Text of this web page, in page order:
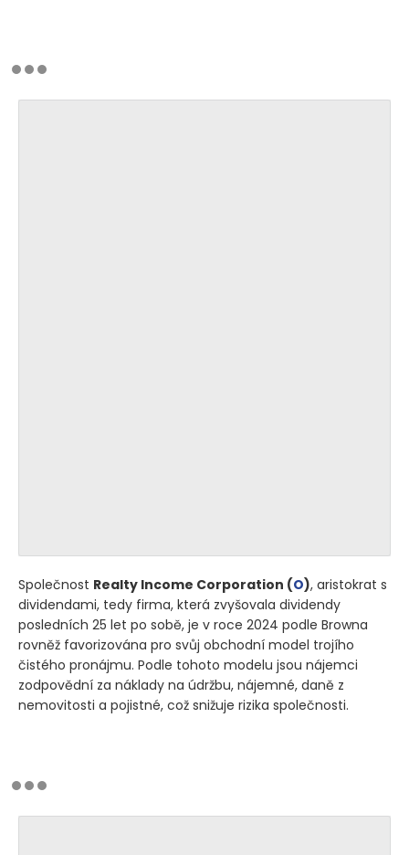
Společnost Realty Income Corporation (O), aristokrat s
dividendami, tedy firma, která zvyšovala dividendy
posledních 25 let po sobě, je v roce 2024 podle Browna
rovněž favorizována pro svůj obchodní model trojího
čistého pronájmu. Podle tohoto modelu jsou nájemci
zodpovědní za náklady na údržbu, nájemné, daně z
nemovitosti a pojistné, což snižuje rizika společnosti.